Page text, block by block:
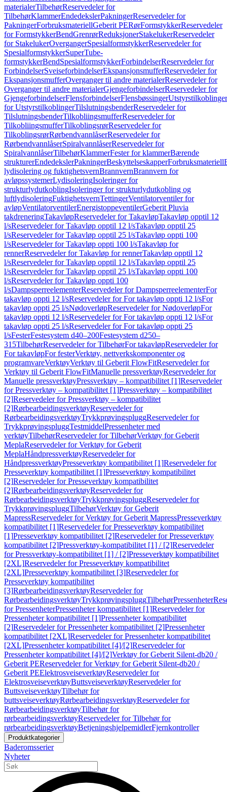
materialerTilbehørReservedeler for
TilbehørKlammerEndedekslerPakningerReservedeler for
PakningerForbruksmateriellGeberit PERørFormstykkerReservedeler
for FormstykkerBendGrenrørReduksjonerStakelukerReservedeler
for StakelukerOvergangerSpesialformstykkerReservedeler for
SpesialformstykkerSuperTube-
formstykkerBendSpesialformstykkerForbindelserReservedeler for
ForbindelserSveiseforbindelserEkspansjonsmufferReservedeler for
EkspansjonsmufferOverganger til andre materialerReservedeler for
Overganger til andre materialerGjengeforbindelserReservedeler for
GjengeforbindelserFlensforbindelserFlensbøssingerUtstyrstilkoblinger
for UtstyrstilkoblingerTilslutningsbenderReservedeler for
TilslutningsbenderTilkobliingsmufferReservedeler for
TilkobliingsmufferTilkoblingsrørReservedeler for
TilkoblingsrørRørbendvannlåserReservedeler for
RørbendvannlåserSpiralvannlåserReservedeler for
SpiralvannlåserTilbehørKlammerFester for klammerBærende
strukturerEndedekslerPakningerBeskyttelseskapperForbruksmateriell
lydisolering og fuktighetsvernBrannvernBrannvern for
avløpssystemerLydisoleringIsoleringer for
strukturlydutkoblingIsoleringer for strukturlydutkobling og
luftlydisoleringFuktighetsvernTettingerVentilatorventiler for
avløpVentilatorventilerEnergistoppeventilerGeberit Pluvia
takdreneringTakavløpReservedeler for TakavløpTakavløp opptil 12
l/sReservedeler for Takavløp opptil 12 l/sTakavløp opptil 25
l/sReservedeler for Takavløp opptil 25 l/sTakavløp oppti 100
l/sReservedeler for Takavløp oppti 100 l/sTakavløp for
rennerReservedeler for Takavløp for rennerTakavløp opptil 12
l/sReservedeler for Takavløp opptil 12 l/sTakavløp opptil 25
l/sReservedeler for Takavløp opptil 25 l/sTakavløp oppti 100
l/sReservedeler for Takavløp oppti 100
l/sDampsperreelementerReservedeler for DampsperreelementerFor
takavløp oppti 12 l/sReservedeler for For takavløp oppti 12 l/sFor
takavløp oppti 25 l/sNødoverløpReservedeler for NødoverløpFor
takavløp oppti 12 l/sReservedeler for For takavløp oppti 12 l/sFor
takavløp oppti 25 l/sReservedeler for For takavløp oppti 25
l/sFesterFestesystem d40–200Festesystem d250–
315TilbehørReservedeler for TilbehørFor takavløpReservedeler for
For takavløpFor festerVerktøy, nettverkskomponenter og
programvareVerktøyVerktøy til Geberit FlowFitReservedeler for
Verktøy til Geberit FlowFitManuelle pressverktøyReservedeler for
Manuelle pressverktøyPressverktøy – kompatibilitet [1]Reservedeler
for Pressverktøy – kompatibilitet [1]Pressverktøy – kompatibilitet
[2]Reservedeler for Pressverktøy – kompatibilitet
[2]RørbearbeidingsverktøyReservedeler for
RørbearbeidingsverktøyTrykkprøvingspluggReservedeler for
TrykkprøvingspluggTestmiddelPressenheter med
verktøyTilbehørReservedeler for TilbehørVerktøy for Geberit
MeplaReservedeler for Verktøy for Geberit
MeplaHåndpressverktøyReservedeler for
HåndpressverktøyPresseverktøy kompatibilitet [1]Reservedeler for
Presseverktøy kompatibilitet [1]Presseverktøy kompatibilitet
[2]Reservedeler for Presseverktøy kompatibilitet
[2]RørbearbeidingsverktøyReservedeler for
RørbearbeidingsverktøyTrykkprøvingspluggReservedeler for
TrykkprøvingspluggTilbehørVerktøy for Geberit
MapressReservedeler for Verktøy for Geberit MapressPresseverktøy
kompatibilitet [1]Reservedeler for Presseverktøy kompatibilitet
[1]Presseverktøy kompatibilitet [2]Reservedeler for Presseverktøy
kompatibilitet [2]Pressverktøy-kompatibilitet [1] / [2]Reservedeler
for Pressverktøy-kompatibilitet [1] / [2]Presseverktøy kompatibilitet
[2XL]Reservedeler for Presseverktøy kompatibilitet
[2XL]Presseverktøy kompatibilitet [3]Reservedeler for
Presseverktøy kompatibilitet
[3]RørbearbeidingsverktøyReservedeler for
RørbearbeidingsverktøyTrykkprøvingspluggTilbehørPressenheter
for PressenheterPressenheter kompatibilitet [1]Reservedeler for
Pressenheter kompatibilitet [1]Pressenheter kompatibilitet
[2]Reservedeler for Pressenheter kompatibilitet [2]Pressenheter
kompatibilitet [2XL]Reservedeler for Pressenheter kompatibilitet
[2XL]Pressenheter kompatibilitet [4]/[2]Reservedeler for
Pressenheter kompatibilitet [4]/[2]Verktøy for Geberit Silent-db20 /
Geberit PEReservedeler for Verktøy for Geberit Silent-db20 /
Geberit PEElektrosveiseverktøyReservedeler for
ElektrosveiseverktøyButtsveiseverktøyReservedeler for
ButtsveiseverktøyTilbehør for
buttsveiseverktøyRørbearbeidingsverktøyReservedeler for
RørbearbeidingsverktøyTilbehør for
rørbearbeidingsverktøyReservedeler for Tilbehør for
rørbearbeidingsverktøyBetjeningshjelpemidlerFjernkontroller
Produktkategorier
Baderomsserier
Nyheter